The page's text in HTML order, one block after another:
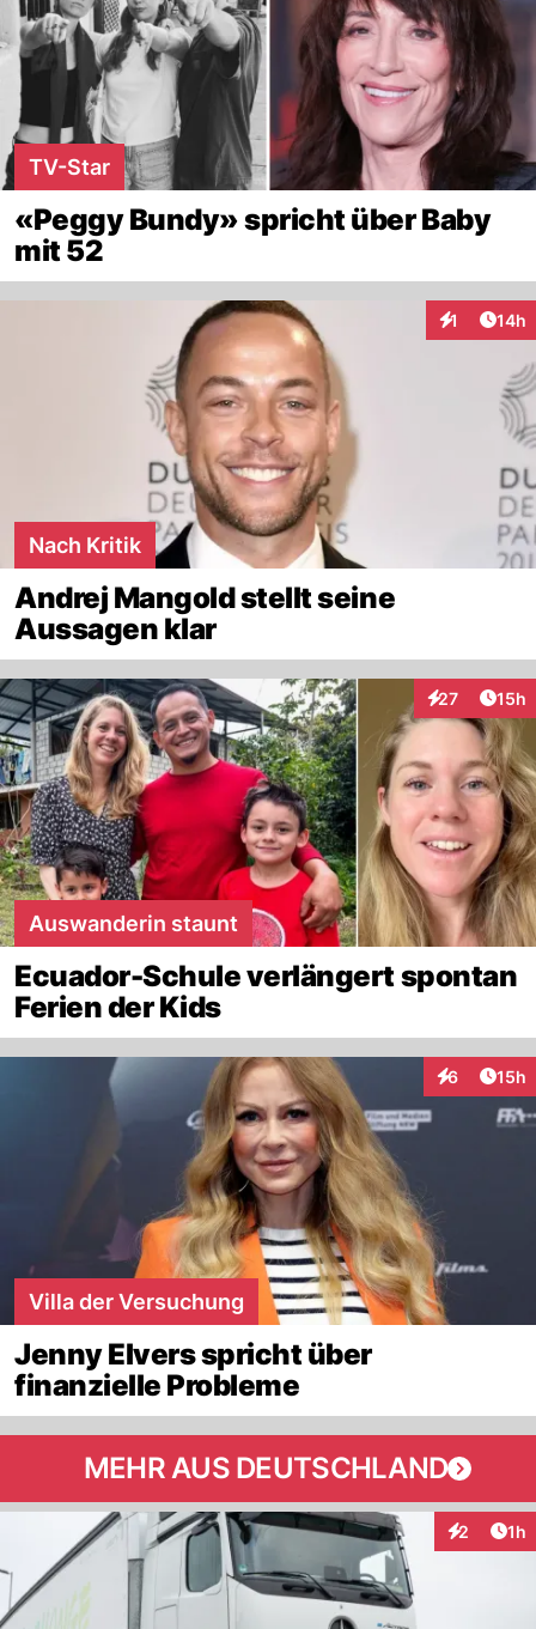
TV-Star
«Peggy Bundy» spricht über Baby
mit 52
1 14h
Nach Kritik
Andrej Mangold stellt seine
Aussagen klar
27
Interaktionen
15h
Auswanderin staunt
Ecuador-Schule verlängert spontan
Ferien der Kids
6
Interaktionen
15h
Villa der Versuchung
Jenny Elvers spricht über
finanzielle Probleme
MEHR AUS DEUTSCHLAND
2 1h